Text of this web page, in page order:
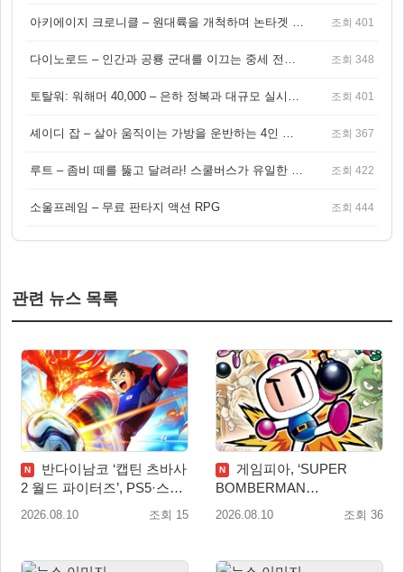
아키에이지 크로니클 – 원대륙을 개척하며 논타겟 전투를 즐기는 오픈월드 MMORPG 조회 401
다이노로드 – 인간과 공룡 군대를 이끄는 중세 전략 액션 RPG 조회 348
토탈워: 워해머 40,000 – 은하 정복과 대규모 실시간 전투가 결합된 전략 게임! 조회 401
셰이디 잡 – 살아 움직이는 가방을 운반하는 4인 협동 물리 어드벤처 게임 조회 367
루트 – 좀비 떼를 뚫고 달려라! 스쿨버스가 유일한 집이 되는 4인 협동 생존 게임 조회 422
소울프레임 – 무료 판타지 액션 RPG 조회 444
관련 뉴스 목록
N
반다이남코 ‘캡틴 츠바사
2 월드 파이터즈’, PS5·스위
치 패키지 선주문 실시
2026.08.10 조회 15
N
게임피아, ‘SUPER
BOMBERMAN
COLLECTION’ PS5·스위치
2026.08.10 조회 36